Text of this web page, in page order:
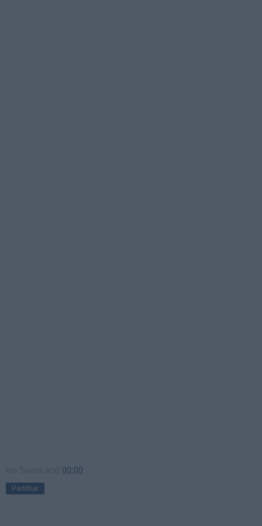
Ivo Sousa à(s) 00:00
Partilhar